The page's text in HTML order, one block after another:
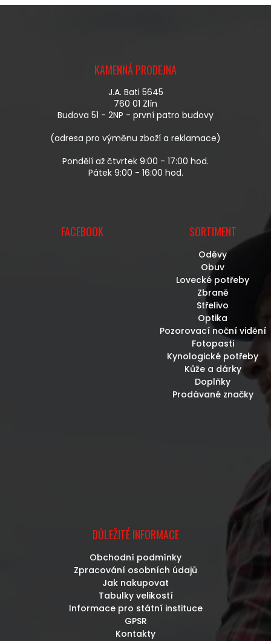
L
Í
P
R
V
K
V
P
I
KAMENNÁ PRODEJNA
J.A. Bati 5645
760 01 Zlín
Budova 51 - 2NP - první patro budovy
(adresa pro výměnu zboží a reklamace)
Pondělí až čtvrtek 9:00 - 17:00 hod.
Pátek 9:00 - 16:00 hod.
FACEBOOK SORTIMENT
Oděvy
Obuv
Lovecké potřeby
Zbraně
Střelivo
Optika
Pozorovací noční vidění
Fotopasti
Kynologické potřeby
Kůže a dárky
Doplňky
Prodávané značky
DŮLEŽITÉ INFORMACE
Obchodní podmínky
Zpracování osobních údajů
Jak nakupovat
Tabulky velikostí
Informace pro státní instituce
GPSR
Kontakty